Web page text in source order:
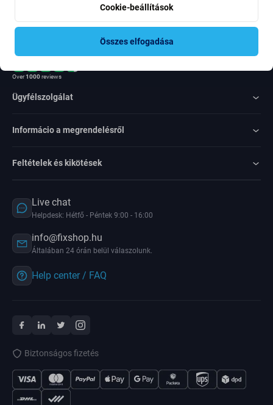
Rated Excellent
Over1000reviews
Ügyfélszolgálat
Informácio a megrendelésről
Feltételek és kikötések
Live chat
Helpdesk: Hétfő - Péntek 9:00 - 16:00
info@fixshop.hu
Általában 24 órán belül válaszolunk.
Help center / FAQ
Biztonságos fizetés
Cookie-beállítások
Összes elfogadása